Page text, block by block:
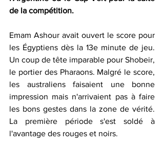
de la compétition.
Emam Ashour avait ouvert le score pour
les Égyptiens dès la 13e minute de jeu.
Un coup de tête imparable pour Shobeir,
le portier des Pharaons. Malgré le score,
les australiens faisaient une bonne
impression mais n'arrivaient pas à faire
les bons gestes dans la zone de vérité.
La première période s'est soldé à
l'avantage des rouges et noirs.